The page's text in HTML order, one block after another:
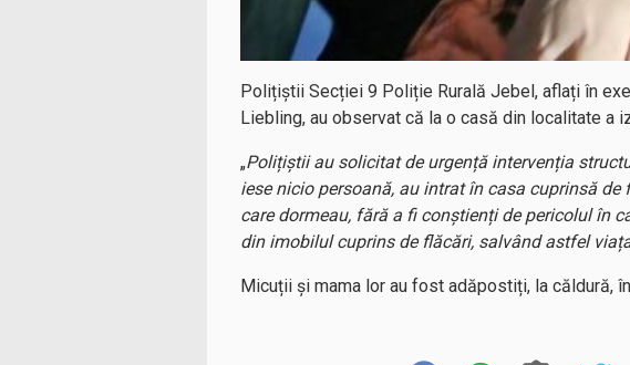
Polițiștii Secției 9 Poliție Rurală Jebel, aflați în
Liebling, au observat că la o casă din localitate a
„Polițiștii au solicitat de urgență intervenția
iese nicio persoană, au intrat în casa cuprinsă
care dormeau, fără a fi conștienți de pericolul în
din imobilul cuprins de flăcări, salvând astfel
Micuții și mama lor au fost adăpostiți, la căldură,